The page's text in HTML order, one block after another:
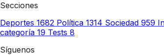
Secciones
Deportes 1682 Política 1314 Sociedad 959
categoría 19 Tests 8
Síguenos